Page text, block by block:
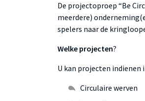
De projectoproep “Be
meerdere)
spelers naar de
Welke projecten?
U kan projecten indienen
Circulaire werven